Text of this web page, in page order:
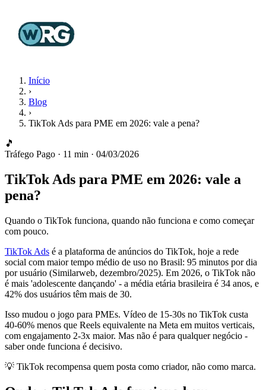
Início
›
Blog
›
TikTok Ads para PME em 2026: vale a pena?
🎵
Tráfego Pago · 11 min · 04/03/2026
TikTok Ads para PME em 2026: vale a
pena?
Quando o TikTok funciona, quando não funciona e como começar
com pouco.
TikTok Ads é a plataforma de anúncios do TikTok, hoje a rede
social com maior tempo médio de uso no Brasil: 95 minutos por dia
por usuário (Similarweb, dezembro/2025). Em 2026, o TikTok não
é mais 'adolescente dançando' - a média etária brasileira é 34 anos, e
42% dos usuários têm mais de 30.
Isso mudou o jogo para PMEs. Vídeo de 15-30s no TikTok custa
40-60% menos que Reels equivalente na Meta em muitos verticais,
com engajamento 2-3x maior. Mas não é para qualquer negócio -
saber onde funciona é decisivo.
💡 TikTok recompensa quem posta como criador, não como marca.